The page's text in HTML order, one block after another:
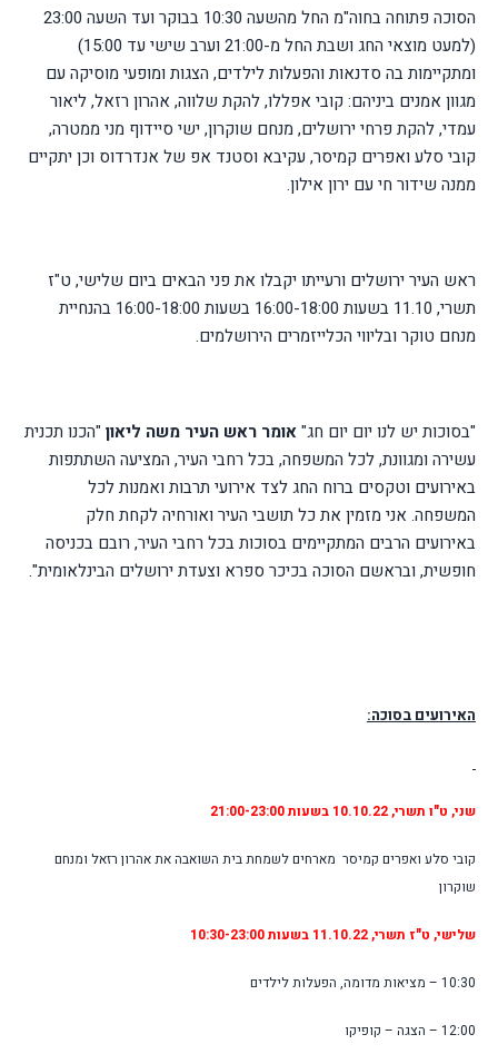
הסוכה פתוחה בחוה"מ החל מהשעה 10:30 בבוקר ועד השעה 23:00
(למעט מוצאי החג ושבת החל מ-21:00 וערב שישי עד 15:00)
ומתקיימות בה סדנאות והפעלות לילדים, הצגות ומופעי מוסיקה עם
מגוון אמנים ביניהם: קובי אפללו, להקת שלווה, אהרון רזאל, ליאור
עמדי, להקת פרחי ירושלים, מנחם שוקרון, ישי סיידוף מני ממטרה,
קובי סלע ואפרים קמיסר, עקיבא וסטנד אפ של אנדרדוס וכן יתקיים
ממנה שידור חי עם ירון אילון.
ראש העיר ירושלים ורעייתו יקבלו את פני הבאים ביום שלישי, ט"ז
תשרי, 11.10 בשעות 16:00-18:00
בשעות 16:00-18:00 בהנחיית
מנחם טוקר ובליווי הכלייזמרים הירושלמים.
"בסוכות יש לנו יום יום חג"אומר ראש העיר משה ליאון "הכנו תכנית
עשירה ומגוונת, לכל המשפחה, בכל רחבי העיר, המציעה השתתפות
באירועים וטקסים ברוח החג לצד אירועי תרבות ואמנות לכל
המשפחה. אני מזמין את כל תושבי העיר ואורחיה לקחת חלק
באירועים הרבים המתקיימים בסוכות בכל רחבי העיר, רובם בכניסה
חופשית, ובראשם הסוכה בכיכר ספרא וצעדת ירושלים הבינלאומית".
האירועים בסוכה:
שני, ט"ו תשרי, 10.10.22 בשעות 21:00-23:00
קובי סלע ואפרים קמיסר מארחים לשמחת בית השואבה את אהרון רזאל ומנחם
שוקרון
שלישי, ט"ז תשרי, 11.10.22 בשעות 10:30-23:00
10:30 – מציאות מדומה, הפעלות לילדים
12:00 – הצגה – קופיקו